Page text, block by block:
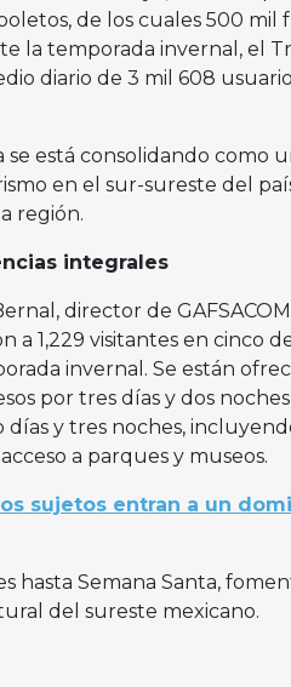
de los cuales 500
la temporada invernal, el
diario de 3 mil 608
se está consolidando como
en el sur-sureste del
región.
integrales
director de
a 1,229 visitantes en cinco
invernal. Se están
por tres días y dos
y tres noches,
a parques y museos.
sujetos entran a un
hasta Semana Santa,
del sureste mexicano.